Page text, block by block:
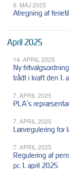
6. MAJ 2025
Afregning af
April 2025
14. APRIL 2025
Ny
trådt i kraft den 1.
7. APRIL 2025
PLA´s
7. APRIL 2025
Lønregulering for
7. APRIL 2025
Regulering af
pr. 1. april 2025